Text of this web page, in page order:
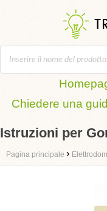
Chiedere una
Istruzioni per
Pagina principale ›